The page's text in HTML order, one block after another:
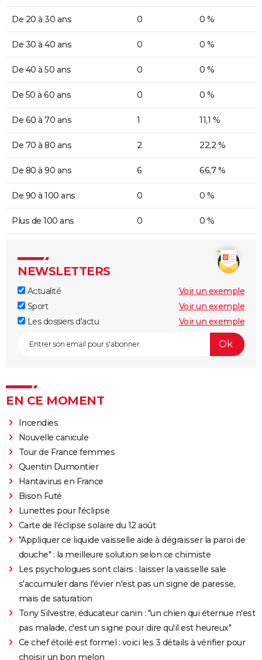
De 20 à 30 ans 0 0 %
De 30 à 40 ans 0 0 %
De 40 à 50 ans 0 0 %
De 50 à 60 ans 0 0 %
De 60 à 70 ans 1 11,1 %
De 70 à 80 ans 2 22,2 %
De 80 à 90 ans 6 66,7 %
De 90 à 100 ans 0 0 %
Plus de 100 ans 0 0 %
NEWSLETTERS
Actualité
Voir un exemple
Sport
Voir un exemple
Les dossiers d'actu
Voir un exemple
EN CE MOMENT
Incendies
Nouvelle canicule
Tour de France femmes
Quentin Dumontier
Hantavirus en France
Bison Futé
Lunettes pour l'éclipse
Carte de l'éclipse solaire du 12 août
"Appliquer ce liquide vaisselle aide à dégraisser la paroi de
douche" : la meilleure solution selon ce chimiste
Les psychologues sont clairs : laisser la vaisselle sale
s'accumuler dans l'évier n'est pas un signe de paresse,
mais de saturation
Tony Silvestre, éducateur canin : "un chien qui éternue n'est
pas malade, c'est un signe pour dire qu'il est heureux"
Ce chef étoilé est formel : voici les 3 détails à vérifier pour
choisir un bon melon